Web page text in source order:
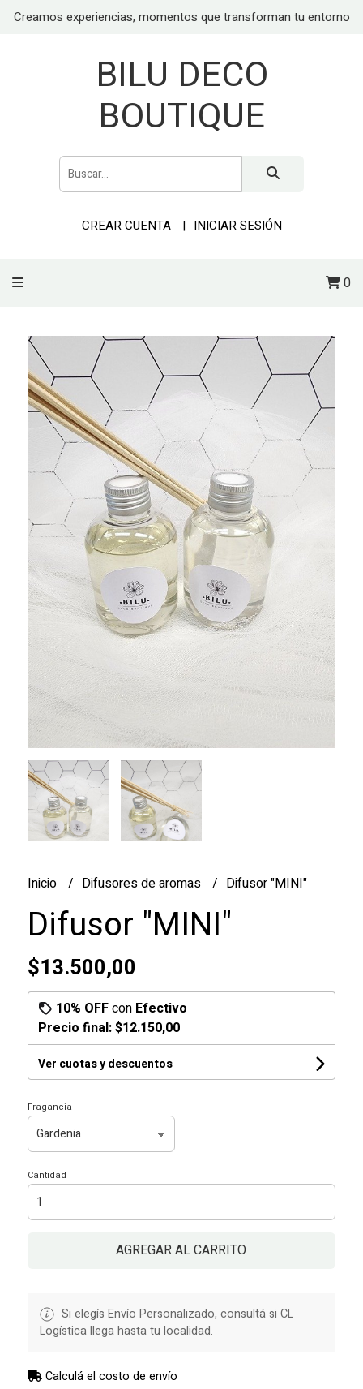
Creamos experiencias, momentos que transforman tu entorno
BILU DECO
BOUTIQUE
CREAR CUENTA INICIAR SESIÓN
0
Inicio Difusores de aromas Difusor "MINI"
Difusor "MINI"
$13.500,00
10% OFFcon Efectivo
Precio final:$12.150,00
Ver cuotas y descuentos
Fragancia
Cantidad
AGREGAR AL CARRITO
Si elegís Envío Personalizado, consultá si CL
Logística llega hasta tu localidad.
Calculá el costo de envío